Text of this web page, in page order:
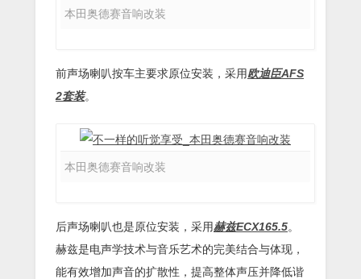
本田奥德赛音响改装
前声场喇叭按车主要求原位安装，采用欧迪臣AFS
2套装。
本田奥德赛音响改装
后声场喇叭也是原位安装，采用赫兹ECX165.5。
赫兹是电声学技术与音乐艺术的完美结合与体现，
能有效增加声音的扩散性，提高整体声压并降低谐